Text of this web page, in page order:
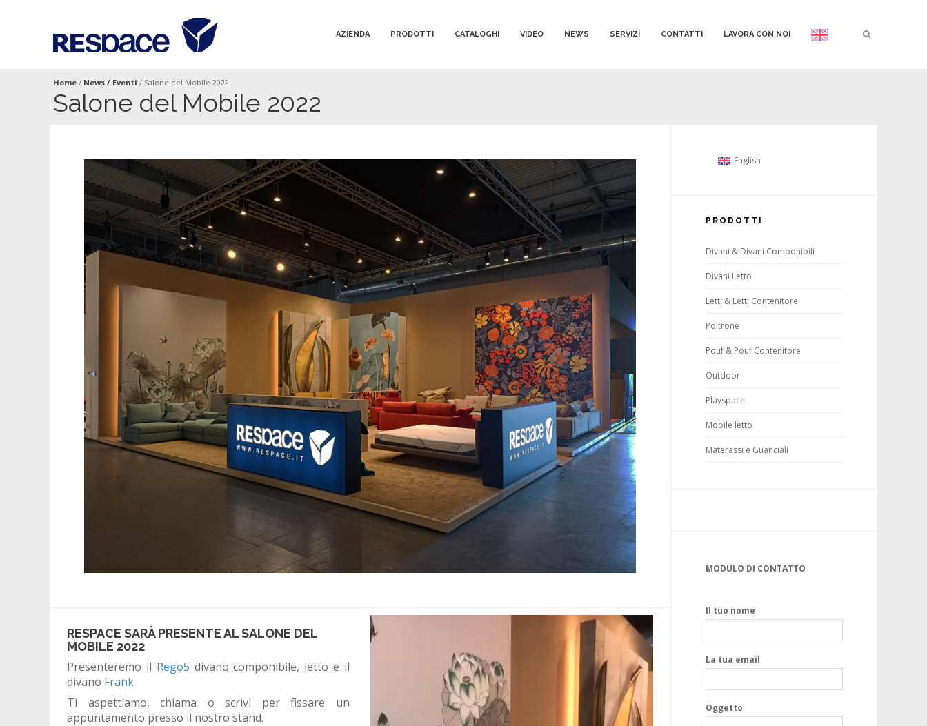
AZIENDA PRODOTTI CATALOGHI VIDEO NEWS SERVIZI CONTATTI LAVORA CON NOI
Home / News / Eventi / Salone del Mobile 2022
Salone del Mobile 2022
RESPACE SARÀ PRESENTE AL SALONE DEL
MOBILE 2022
Presenteremo il Rego5 divano componibile, letto e il
divano Frank
Ti aspettiamo, chiama o scrivi per fissare un
appuntamento presso il nostro stand.
Video
Player
English
PRODOTTI
Divani & Divani Componibili
Divani Letto
Letti & Letti Contenitore
Poltrone
Pouf & Pouf Contenitore
Outdoor
Playspace
Mobile letto
Materassi e Guanciali
MODULO DI CONTATTO
Il tuo nome
La tua email
Oggetto